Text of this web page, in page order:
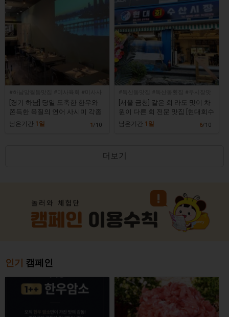
#하남망월동맛집 #미사육회 #미사사
시미
[경기 하남] 당일 도축한 한우와
쫀득한 육질의 연어 사시미 각종
주류를 맛볼 수있는 미사역 육회
남은기간 1일 1/10
#독산동맛집 #독산동횟집 #우시장맛
집 #우시장횟집
[서울 금천] 같은 회 라도 맛이 차
원이 다른 회 전문 맛집 [현대회수
산시장]
남은기간 1일 6/10
더보기
인기 캠페인